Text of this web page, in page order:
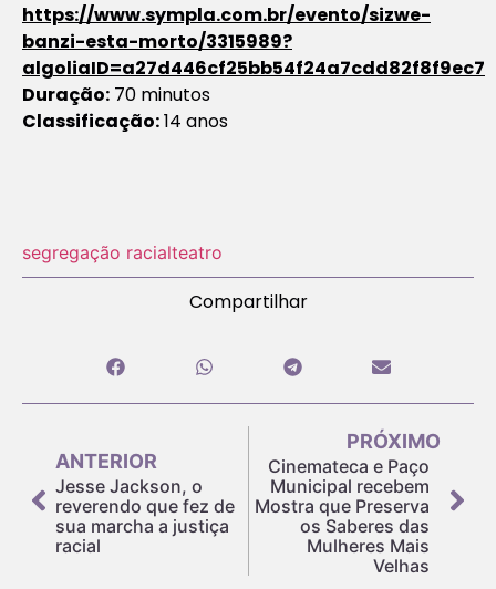
https://www.sympla.com.br/evento/sizwe-
banzi-esta-morto/3315989?
algoliaID=a27d446cf25bb54f24a7cdd82f8f9ec7
Duração: 70 minutos
Classificação:14 anos
segregação racialteatro
Compartilhar
ANTERIOR
Jesse Jackson, o
reverendo que fez de
sua marcha a justiça
racial
PRÓXIMO
Cinemateca e Paço
Municipal recebem
Mostra que Preserva
os Saberes das
Mulheres Mais
Velhas